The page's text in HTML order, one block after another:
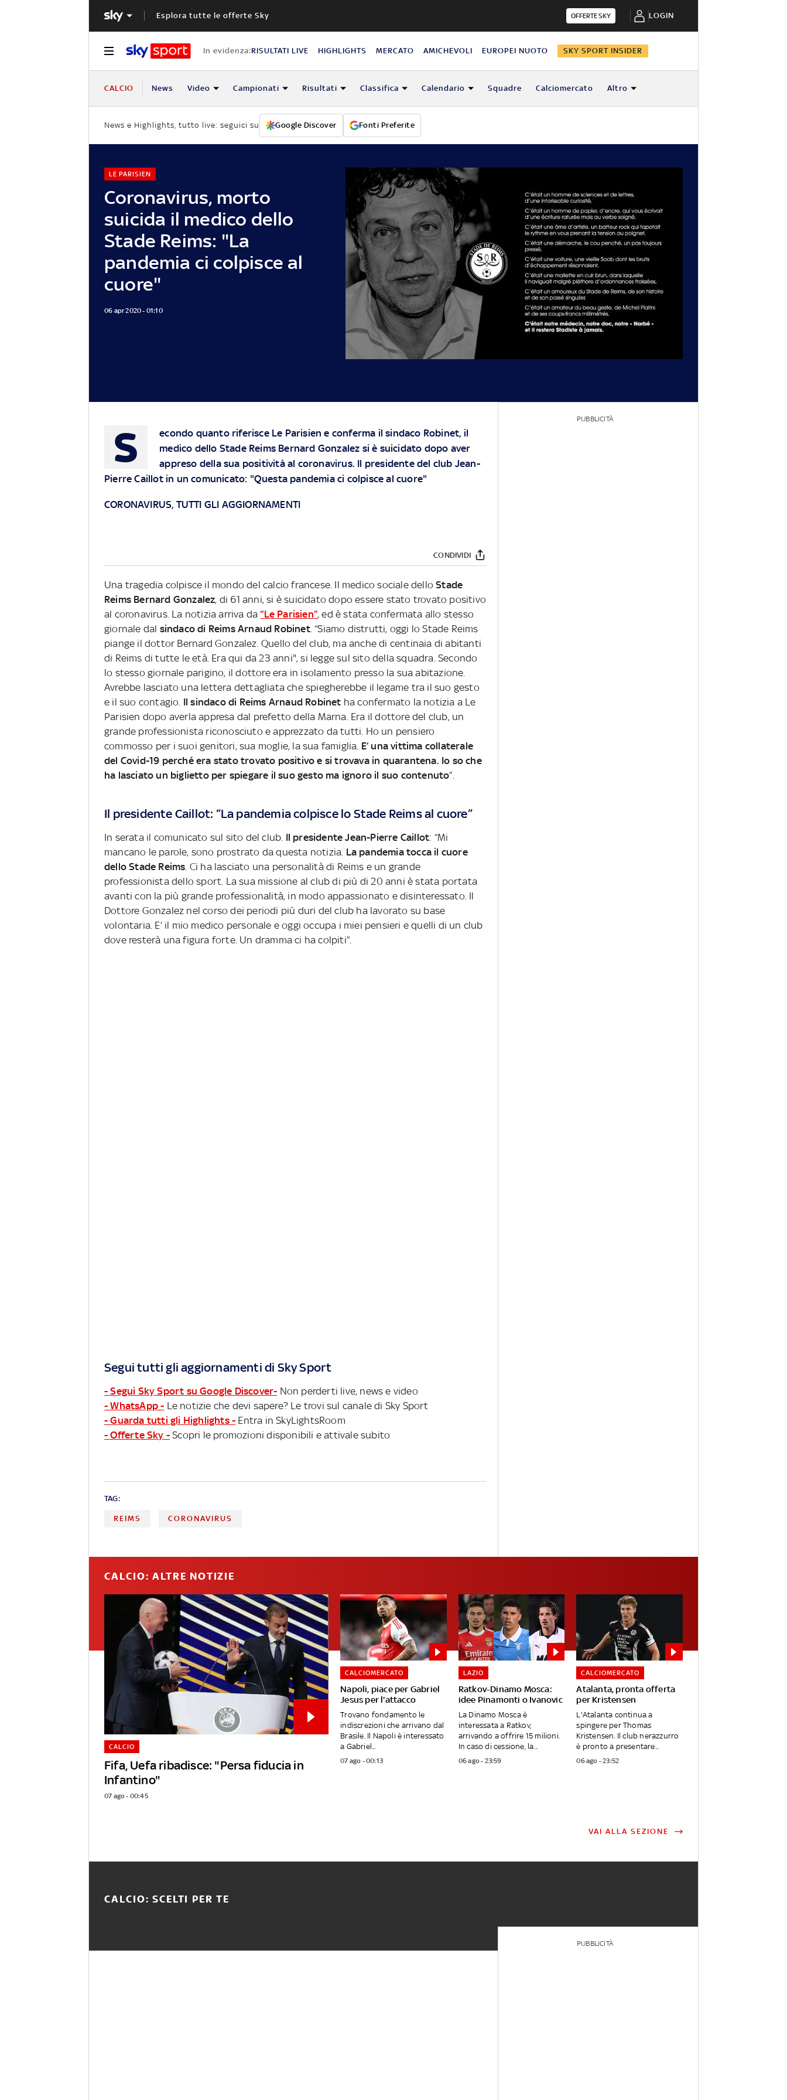
Esplora tutte le offerte Sky OFFERTE SKY LOGIN
In evidenza:RISULTATI LIVE HIGHLIGHTS MERCATO AMICHEVOLI EUROPEI NUOTO SKY SPORT INSIDER
CALCIO News Video Campionati Risultati Classifica Calendario Squadre Calciomercato Altro
News e Highlights, tutto live: seguici su Google Discover Fonti Preferite
Coronavirus, morto
suicida il medico dello
Stade Reims: "La
pandemia ci colpisce al
cuore"
LE PARISIEN
06 apr 2020 - 01:10
S
econdo quanto riferisce Le Parisien e conferma il sindaco Robinet, il
medico dello Stade Reims Bernard Gonzalez si è suicidato dopo aver
appreso della sua positività al coronavirus. Il presidente del club Jean-
Pierre Caillot in un comunicato: "Questa pandemia ci colpisce al cuore"
CORONAVIRUS, TUTTI GLI AGGIORNAMENTI
CONDIVIDI
Una tragedia colpisce il mondo del calcio francese. Il medico sociale delloStade
Reims Bernard Gonzalez, di 61 anni, si è suicidato dopo essere stato trovato positivo
al coronavirus. La notizia arriva da“Le Parisien”, ed è stata confermata allo stesso
giornale dal sindaco di Reims Arnaud Robinet. “Siamo distrutti, oggi lo Stade Reims
piange il dottor Bernard Gonzalez. Quello del club, ma anche di centinaia di abitanti
di Reims di tutte le età. Era qui da 23 anni", si legge sul sito della squadra. Secondo
lo stesso giornale parigino, il dottore era in isolamento presso la sua abitazione.
Avrebbe lasciato una lettera dettagliata che spiegherebbe il legame tra il suo gesto
e il suo contagio. Il sindaco di Reims Arnaud Robinet ha confermato la notizia a Le
Parisien dopo averla appresa dal prefetto della Marna. Era il dottore del club, un
grande professionista riconosciuto e apprezzato da tutti. Ho un pensiero
commosso per i suoi genitori, sua moglie, la sua famiglia. E’ una vittima collaterale
del Covid-19 perché era stato trovato positivo e si trovava in quarantena. Io so che
ha lasciato un biglietto per spiegare il suo gesto ma ignoro il suo contenuto”.
Il presidente Caillot: “La pandemia colpisce lo Stade Reims al cuore”
In serata il comunicato sul sito del club. Il presidente Jean-Pierre Caillot: “Mi
mancano le parole, sono prostrato da questa notizia. La pandemia tocca il cuore
dello Stade Reims. Ci ha lasciato una personalità di Reims e un grande
professionista dello sport. La sua missione al club di più di 20 anni è stata portata
avanti con la più grande professionalità, in modo appassionato e disinteressato. Il
Dottore Gonzalez nel corso dei periodi più duri del club ha lavorato su base
volontaria. E’ il mio medico personale e oggi occupa i miei pensieri e quelli di un club
dove resterà una figura forte. Un dramma ci ha colpiti”.
Segui tutti gli aggiornamenti di Sky Sport
- Segui Sky Sport su Google Discover- Non perderti live, news e video
- WhatsApp - Le notizie che devi sapere? Le trovi sul canale di Sky Sport
- Guarda tutti gli Highlights - Entra in SkyLightsRoom
- Offerte Sky - Scopri le promozioni disponibili e attivale subito
TAG:
REIMS CORONAVIRUS
PUBBLICITÀ
CALCIO: ALTRE NOTIZIE
Fifa, Uefa ribadisce: "Persa fiducia in
Infantino"
CALCIO
07 ago - 00:45
Napoli, piace per Gabriel
Jesus per l'attacco
CALCIOMERCATO
Trovano fondamento le
indiscrezioni che arrivano dal
Brasile. Il Napoli è interessato
a Gabriel...
07 ago - 00:13
Ratkov-Dinamo Mosca:
idee Pinamonti o Ivanovic
LAZIO
La Dinamo Mosca è
interessata a Ratkov,
arrivando a offrire 15 milioni.
In caso di cessione, la...
06 ago - 23:59
Atalanta, pronta offerta
per Kristensen
CALCIOMERCATO
L'Atalanta continua a
spingere per Thomas
Kristensen. Il club nerazzurro
è pronto a presentare...
06 ago - 23:52
VAI ALLA SEZIONE
CALCIO: SCELTI PER TE
PUBBLICITÀ